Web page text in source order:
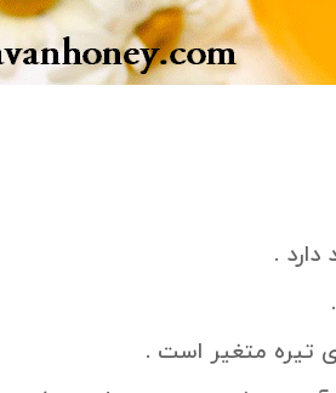
.
تیره متغیر است .